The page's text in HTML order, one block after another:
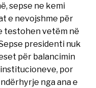
sepse ne kemi
e nevojshme për
testohen vetëm në
presidenti nuk
për balancimin
por
nga ana e